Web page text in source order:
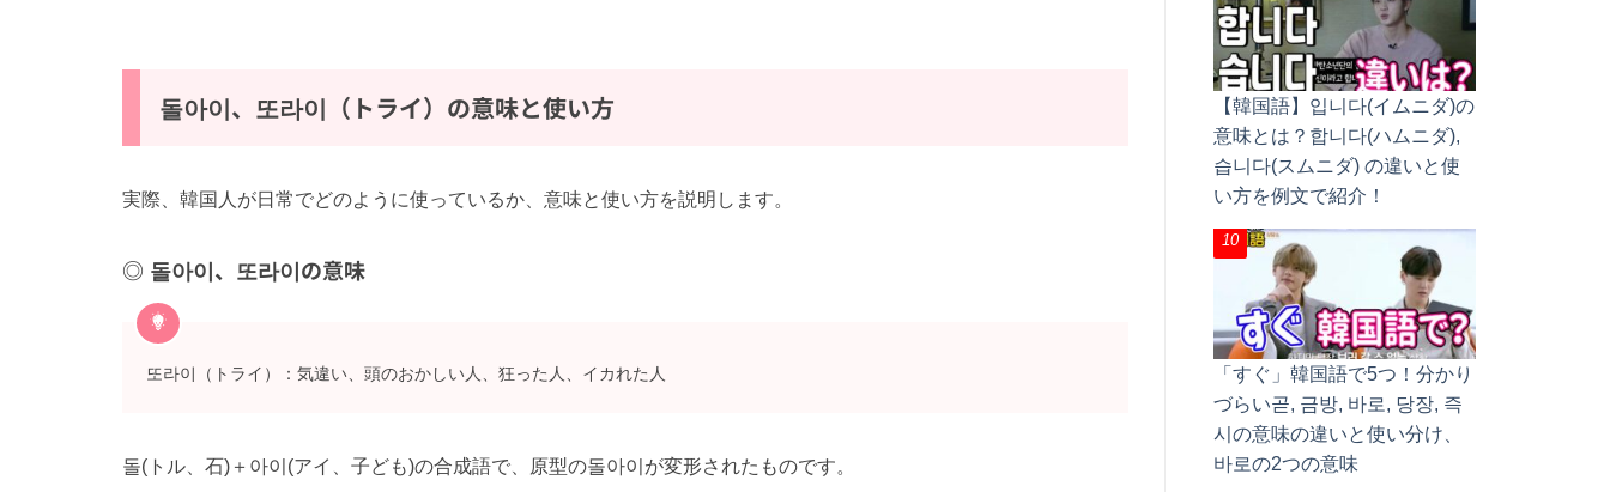
돌아이、또라이（トライ）の意味と使い方
実際、韓国人が日常でどのように使っているか、意味と使い方を説明します。
돌아이、또라이の意味
또라이（トライ）：気違い、頭のおかしい人、狂った人、イカれた人
돌(トル、石)＋아이(アイ、子ども)の合成語で、原型の돌아이が変形されたものです。
【韓国語】입니다(イムニダ)の
意味とは？합니다(ハムニダ),
습니다(スムニダ) の違いと使
い方を例文で紹介！
「すぐ」韓国語で5つ！分かり
づらい곧, 금방, 바로, 당장, 즉
시の意味の違いと使い分け、
바로の2つの意味